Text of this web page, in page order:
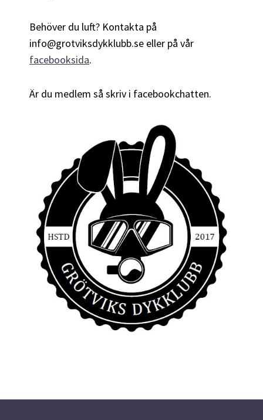
Behöver du luft? Kontakta på
info@grotviksdykklubb.se eller på vår
facebooksida.
Är du medlem så skriv i facebookchatten.